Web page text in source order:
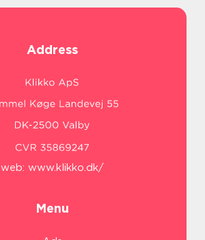
Address
web: www.klikko.dk/
Menu